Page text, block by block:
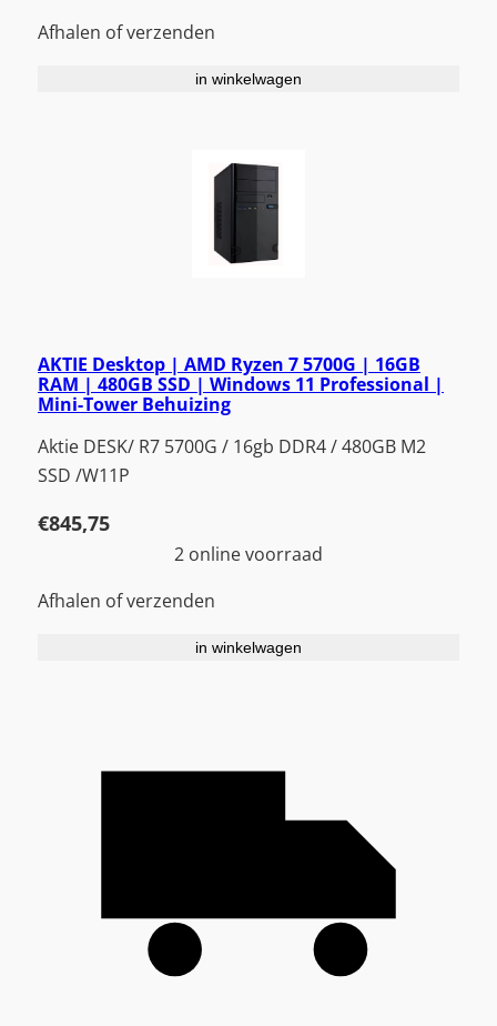
Afhalen of verzenden
in winkelwagen
AKTIE Desktop | AMD Ryzen 7 5700G | 16GB
RAM | 480GB SSD | Windows 11 Professional |
Mini-Tower Behuizing
Aktie DESK/ R7 5700G / 16gb DDR4 / 480GB M2
SSD /W11P
€845,75
2 online voorraad
Afhalen of verzenden
in winkelwagen